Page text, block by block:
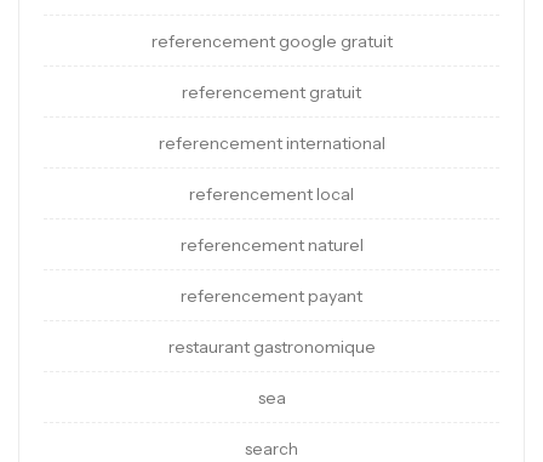
referencement google gratuit
referencement gratuit
referencement international
referencement local
referencement naturel
referencement payant
restaurant gastronomique
sea
search